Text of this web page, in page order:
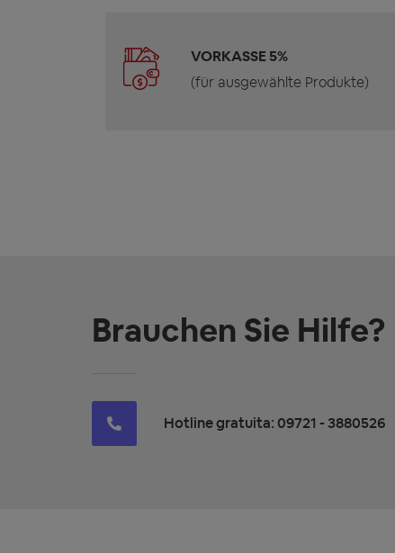
VORKASSE 5%
(für ausgewählte Produkte)
Brauchen Sie Hilfe?
Hotline gratuita: 09721 - 3880526